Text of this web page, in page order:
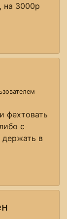
на 3000р
фехтовать
с
в